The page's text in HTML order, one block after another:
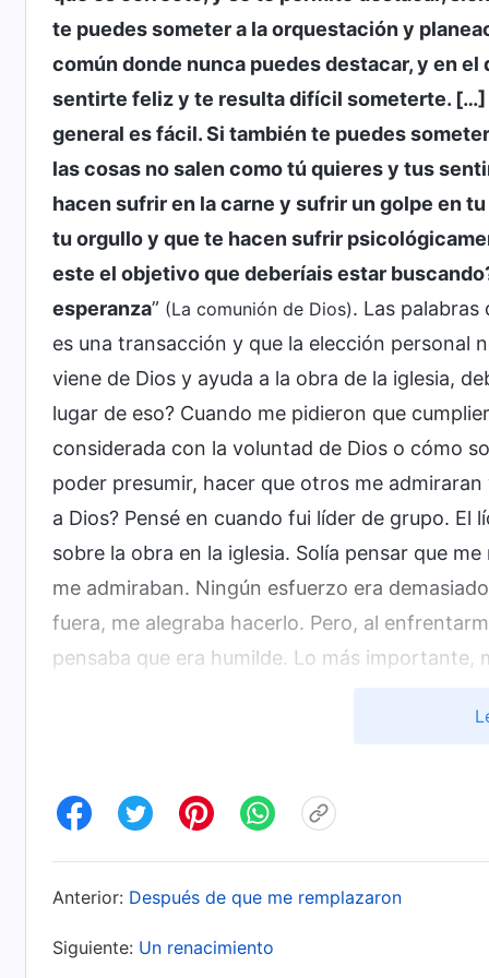
te puedes someter a la orquestación y
común donde nunca puedes destacar, y en
sentirte feliz y te resulta difícil someterte.
general es fácil. Si también te puedes
las cosas no salen como tú quieres y tus
hacen sufrir en la carne y sufrir un golpe en
tu orgullo y que te hacen sufrir
este el objetivo que deberíais estar
esperanza” (La comunión de Dios). Las
es una transacción y que la elección personal
viene de Dios y ayuda a la obra de la iglesia,
lugar de eso? Cuando me pidieron que
considerada con la voluntad de Dios o cómo
poder presumir, hacer que otros me
a Dios? Pensé en cuando fui líder de grupo.
sobre la obra en la iglesia. Solía pensar que
me admiraban. Ningún esfuerzo era
fuera, me alegraba hacerlo. Pero, al
pensaba que era humilde. Lo más importante,
me había esforzado tanto en mi deber
someterme. Entonces, me di cuenta de que
personales en mi deber, y que solo pensaba
¡No buscaba la verdad ni me sometía a Dios
pueden aceptar el escrutinio de Dios
Anterior: Después de que me remplazaron
Siguiente: Un renacimiento